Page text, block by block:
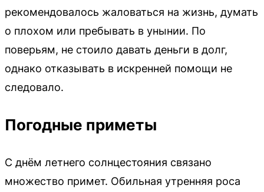
рекомендовалось жаловаться на жизнь, думать
о плохом или пребывать в унынии. По
поверьям, не стоило давать деньги в долг,
однако отказывать в искренней помощи не
следовало.
Погодные приметы
С днём летнего солнцестояния связано
множество примет. Обильная утренняя роса